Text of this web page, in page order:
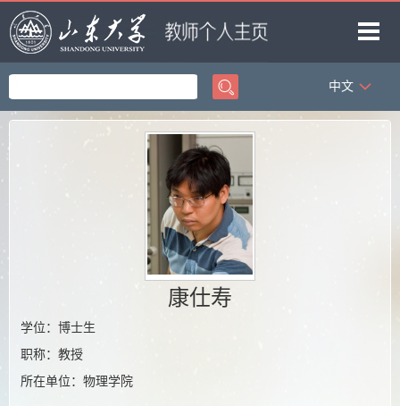
首页
中文
康仕寿
学位：博士生
职称：教授
所在单位：物理学院